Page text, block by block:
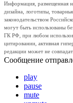
Информация, размещенная
дизайна, логотипы,
законодательством
могут быть использованы
ГК РФ, при любом
цитировании, активная
редакции может не
Сообщение
play
pause
mute